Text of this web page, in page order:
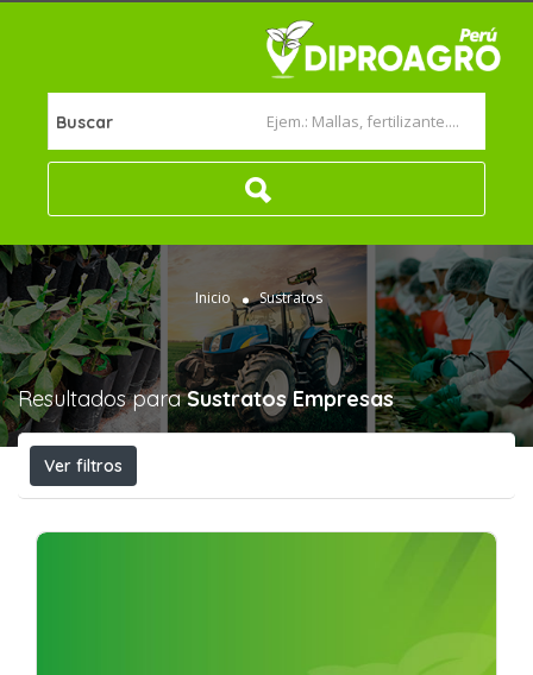
Buscar
Inicio Sustratos
Resultados paraSustratos Empresas
Ver filtros